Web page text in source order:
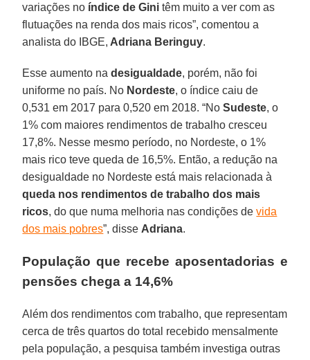
variações no índice de Gini têm muito a ver com as
flutuações na renda dos mais ricos”, comentou a
analista do IBGE, Adriana Beringuy.
Esse aumento nadesigualdade, porém, não foi
uniforme no país. No Nordeste, o índice caiu de
0,531 em 2017 para 0,520 em 2018. “NoSudeste, o
1% com maiores rendimentos de trabalho cresceu
17,8%. Nesse mesmo período, no Nordeste, o 1%
mais rico teve queda de 16,5%. Então, a redução na
desigualdade no Nordeste está mais relacionada à
queda nos rendimentos de trabalho dos mais
ricos, do que numa melhoria nas condições devida
dos mais pobres”, disse Adriana.
População que recebe aposentadorias e
pensões chega a 14,6%
Além dos rendimentos com trabalho, que representam
cerca de três quartos do total recebido mensalmente
pela população, a pesquisa também investiga outras